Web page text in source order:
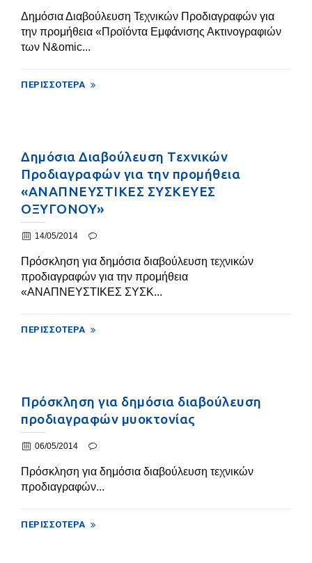
Δημόσια Διαβούλευση Τεχνικών Προδιαγραφών για
την προμήθεια «Προϊόντα Εμφάνισης Ακτινογραφιών
των Ν&omic...
ΠΕΡΙΣΣΌΤΕΡΑ
Δημόσια Διαβούλευση Τεχνικών
Προδιαγραφών για την προμήθεια
«ΑΝΑΠΝΕΥΣΤΙΚΕΣ ΣΥΣΚΕΥΕΣ
ΟΞΥΓΟΝΟΥ»
14/05/2014
Πρόσκληση για δημόσια διαβούλευση τεχνικών
προδιαγραφών για την προμήθεια
«ΑΝΑΠΝΕΥΣΤΙΚΕΣ ΣΥΣΚ...
ΠΕΡΙΣΣΌΤΕΡΑ
Πρόσκληση για δημόσια διαβούλευση
προδιαγραφών μυοκτονίας
06/05/2014
Πρόσκληση για δημόσια διαβούλευση τεχνικών
προδιαγραφών...
ΠΕΡΙΣΣΌΤΕΡΑ